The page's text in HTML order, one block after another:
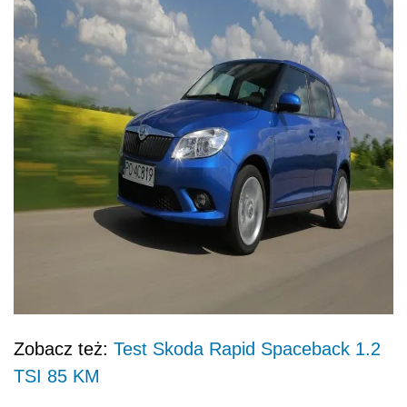
Zobacz też: Test Skoda Rapid Spaceback 1.2
TSI 85 KM